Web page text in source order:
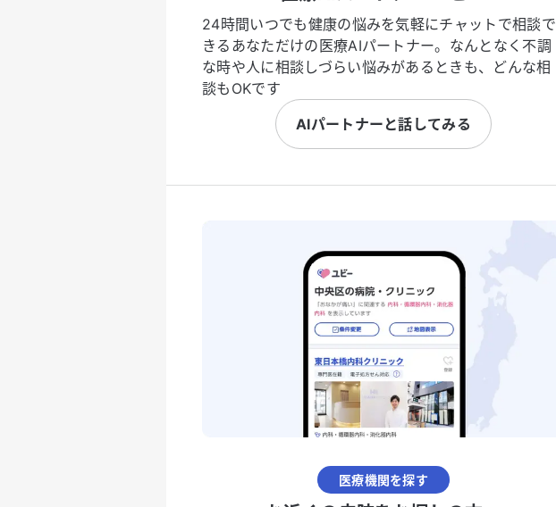
24時間いつでも健康の悩みを気軽にチャットで相談で
きるあなただけの医療AIパートナー。なんとなく不調
な時や人に相談しづらい悩みがあるときも、どんな相
談もOKです
AIパートナーと話してみる
医療機関を探す